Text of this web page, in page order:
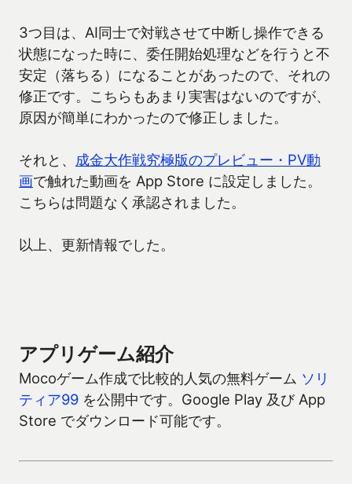
3つ目は、AI同士で対戦させて中断し操作できる
状態になった時に、委任開始処理などを行うと不
安定（落ちる）になることがあったので、それの
修正です。こちらもあまり実害はないのですが、
原因が簡単にわかったので修正しました。
それと、 成金大作戦究極版のプレビュー・PV動
画で触れた動画を App Store に設定しました。
こちらは問題なく承認されました。
以上、更新情報でした。
アプリゲーム紹介
Mocoゲーム作成で比較的人気の無料ゲーム ソリ
ティア99 を公開中です。Google Play 及び App
Store でダウンロード可能です。